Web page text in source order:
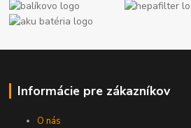
Informácie pre zákazníkov
O nás